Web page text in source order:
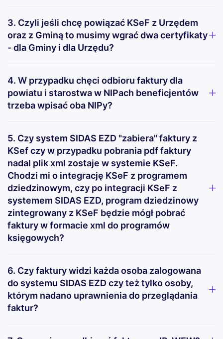
3. Czyli jeśli chcę powiązać KSeF z Urzędem
oraz z Gminą to musimy wgrać dwa certyfikaty
- dla Gminy i dla Urzędu?
4. W przypadku chęci odbioru faktury dla
powiatu i starostwa w NIPach beneficjentów
trzeba wpisać oba NIPy?
5. Czy system SIDAS EZD "zabiera" faktury z
KSef czy w przypadku pobrania pdf faktury
nadal plik xml zostaje w systemie KSeF.
Chodzi mi o integrację KSeF z programem
dziedzinowym, czy po integracji KSeF z
systemem SIDAS EZD, program dziedzinowy
zintegrowany z KSeF będzie mógł pobrać
faktury w formacie xml do programów
księgowych?
6. Czy faktury widzi każda osoba zalogowana
do systemu SIDAS EZD czy też tylko osoby,
którym nadano uprawnienia do przeglądania
faktur?